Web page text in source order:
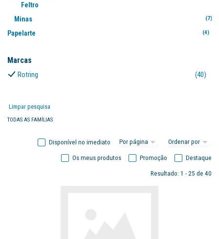
Feltro
Minas (7)
Papelarte (4)
Marcas
Rotring (40)
Limpar pesquisa
TODAS AS FAMÍLIAS
Disponível no imediato
Destaque
Promoção
Os meus produtos
Resultado: 1 - 25 de 40